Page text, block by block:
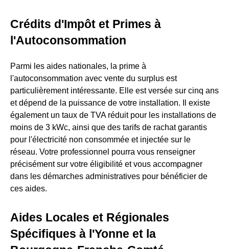
Crédits d'Impôt et Primes à
l'Autoconsommation
Parmi les aides nationales, la prime à
l'autoconsommation avec vente du surplus est
particulièrement intéressante. Elle est versée sur cinq ans
et dépend de la puissance de votre installation. Il existe
également un taux de TVA réduit pour les installations de
moins de 3 kWc, ainsi que des tarifs de rachat garantis
pour l'électricité non consommée et injectée sur le
réseau. Votre professionnel pourra vous renseigner
précisément sur votre éligibilité et vous accompagner
dans les démarches administratives pour bénéficier de
ces aides.
Aides Locales et Régionales
Spécifiques à l'Yonne et la